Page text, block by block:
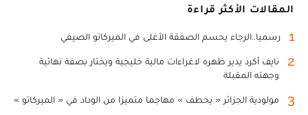
المقالات الأكثر قراءة
1 رسميا..الرجاء يحسم الصفقة الأغلى في الميركاتو الصيفي
2
نايف أكرد يدير ظهره لاغراءات مالية خليجية ويختار بصفة نهائية
وجهته المقبلة
3 مولودية الجزائر « يخطف » مهاجما متميزا من الوداد في « الميركاتو »